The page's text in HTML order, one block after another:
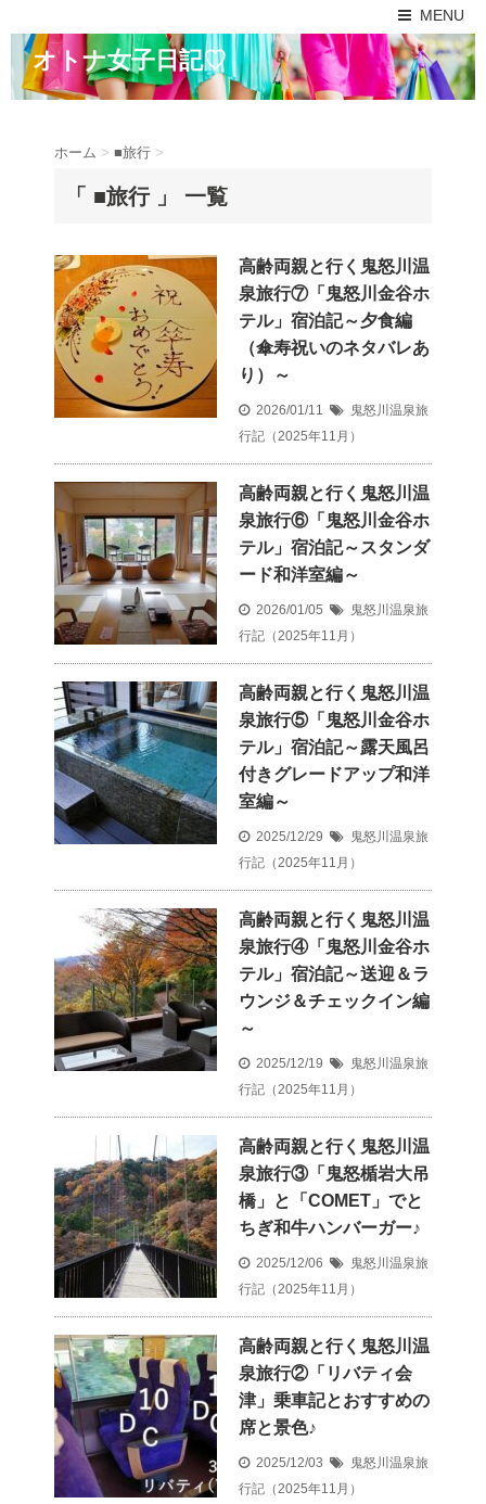
MENU
オトナ女子日記♡
ホーム > ■旅行 >
「 ■旅行 」 一覧
高齢両親と行く鬼怒川温
泉旅行⑦「鬼怒川金谷ホ
テル」宿泊記～夕食編
（傘寿祝いのネタバレあ
り）～
2026/01/11
鬼怒川温泉旅
行記（2025年11月）
高齢両親と行く鬼怒川温
泉旅行⑥「鬼怒川金谷ホ
テル」宿泊記～スタンダ
ード和洋室編～
2026/01/05
鬼怒川温泉旅
行記（2025年11月）
高齢両親と行く鬼怒川温
泉旅行⑤「鬼怒川金谷ホ
テル」宿泊記～露天風呂
付きグレードアップ和洋
室編～
2025/12/29
鬼怒川温泉旅
行記（2025年11月）
高齢両親と行く鬼怒川温
泉旅行④「鬼怒川金谷ホ
テル」宿泊記～送迎＆ラ
ウンジ＆チェックイン編
～
2025/12/19
鬼怒川温泉旅
行記（2025年11月）
高齢両親と行く鬼怒川温
泉旅行③「鬼怒楯岩大吊
橋」と「COMET」でと
ちぎ和牛ハンバーガー♪
2025/12/06
鬼怒川温泉旅
行記（2025年11月）
高齢両親と行く鬼怒川温
泉旅行②「リバティ会
津」乗車記とおすすめの
席と景色♪
2025/12/03
鬼怒川温泉旅
行記（2025年11月）